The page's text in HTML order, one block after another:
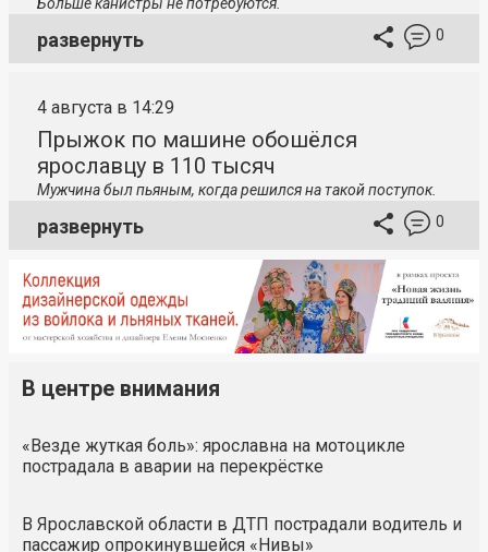
развернуть 0
4 августа в 14:29
Прыжок по машине обошёлся
ярославцу в 110 тысяч
Мужчина был пьяным, когда решился на такой поступок.
развернуть 0
В центре внимания
«Везде жуткая боль»: ярославна на мотоцикле
пострадала в аварии на перекрёстке
В Ярославской области в ДТП пострадали водитель и
пассажир опрокинувшейся «Нивы»